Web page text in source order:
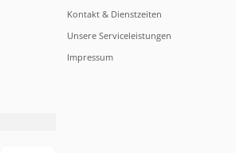
Kontakt & Dienstzeiten
Unsere Serviceleistungen
Impressum